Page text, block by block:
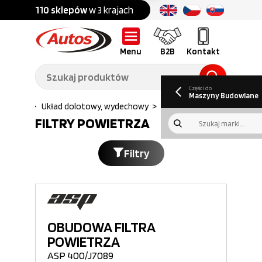
110 sklepóww 3 krajach Ponad 700 marek
Menu B2B Kontakt
Części do:
Ciężarówek,
przyczep,
naczep
Części do:
budowlanych
B2BGaleria
Oferty pracy
kwartalny
Części do
Maszyny Budowlane
> Układ dolotowy, wydechowy > Filtry powietrza...
FILTRY POWIETRZA
Filtry
OBUDOWA FILTRA
POWIETRZA
ASP 400/J7089